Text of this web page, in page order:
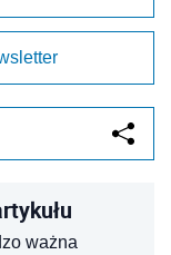
ważna